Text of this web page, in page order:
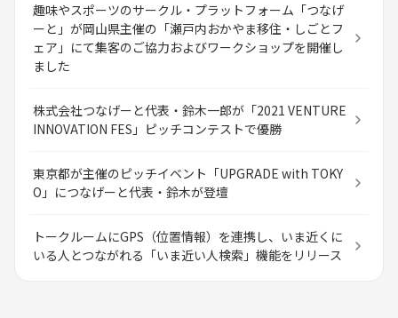
趣味やスポーツのサークル・プラットフォーム「つなげ
ーと」が岡山県主催の「瀬戸内おかやま移住・しごとフ
ェア」にて集客のご協力およびワークショップを開催し
ました
株式会社つなげーと代表・鈴木一郎が「2021 VENTURE
INNOVATION FES」ピッチコンテストで優勝
東京都が主催のピッチイベント「UPGRADE with TOKY
O」につなげーと代表・鈴木が登壇
トークルームにGPS（位置情報）を連携し、いま近くに
いる人とつながれる「いま近い人検索」機能をリリース